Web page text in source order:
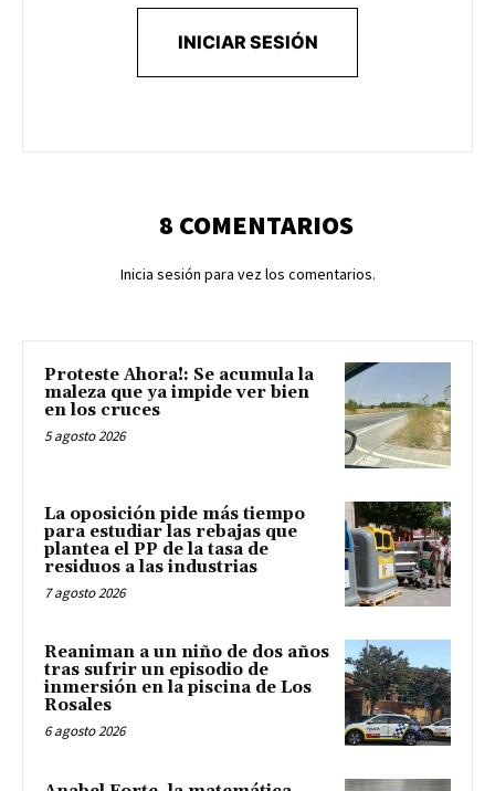
INICIAR SESIÓN
8 COMENTARIOS
Inicia sesión para vez los comentarios.
Proteste Ahora!: Se acumula la
maleza que ya impide ver bien
en los cruces
5 agosto 2026
La oposición pide más tiempo
para estudiar las rebajas que
plantea el PP de la tasa de
residuos a las industrias
7 agosto 2026
Reaniman a un niño de dos años
tras sufrir un episodio de
inmersión en la piscina de Los
Rosales
6 agosto 2026